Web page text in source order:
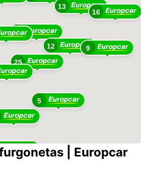
23
25
12
13
5
9
16
| Europcar